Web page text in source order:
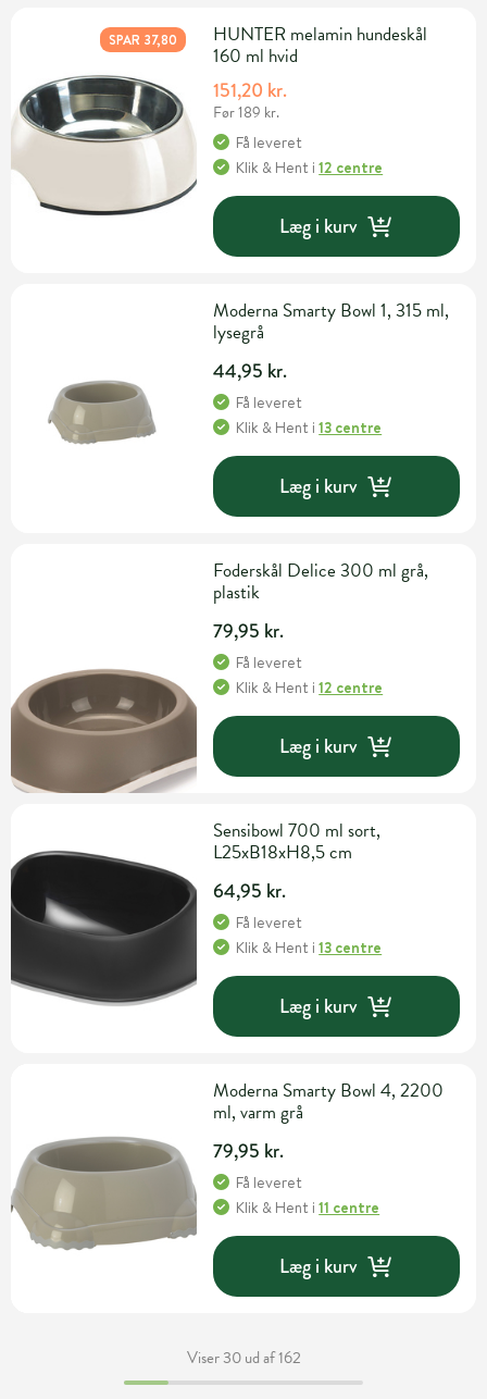
SPAR 37,80
HUNTER melamin hundeskål
160 ml hvid
151,20 kr.
Før 189 kr.
Få leveret
Klik & Hent i12 centre
Læg i kurv
Moderna Smarty Bowl 1, 315 ml,
lysegrå
44,95 kr.
Få leveret
Klik & Hent i13 centre
Læg i kurv
Foderskål Delice 300 ml grå,
plastik
79,95 kr.
Få leveret
Klik & Hent i12 centre
Læg i kurv
Sensibowl 700 ml sort,
L25xB18xH8,5 cm
64,95 kr.
Få leveret
Klik & Hent i13 centre
Læg i kurv
Moderna Smarty Bowl 4, 2200
ml, varm grå
79,95 kr.
Få leveret
Klik & Hent i11 centre
Læg i kurv
Viser 30 ud af 162